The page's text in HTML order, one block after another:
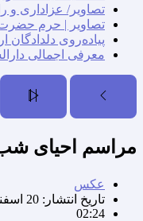
تصاویر/ عزاداری و
تصاویر | حرم حضرت
پیاده‌روی
معرفی اجمالی
مراسم احیای شب ۲۱ ماه مبارک رمضان در حرم مطهر حضرت
عکس
تاریخ انتشار: 20 اسفند 1404
02:24